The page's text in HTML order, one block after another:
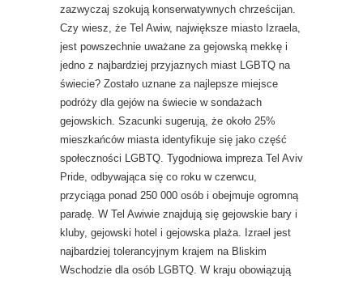
zazwyczaj szokują konserwatywnych chrześcijan.
Czy wiesz, że Tel Awiw, największe miasto Izraela,
jest powszechnie uważane za gejowską mekkę i
jedno z najbardziej przyjaznych miast LGBTQ na
świecie? Zostało uznane za najlepsze miejsce
podróży dla gejów na świecie w sondażach
gejowskich. Szacunki sugerują, że około 25%
mieszkańców miasta identyfikuje się jako część
społeczności LGBTQ. Tygodniowa impreza Tel Aviv
Pride, odbywająca się co roku w czerwcu,
przyciąga ponad 250 000 osób i obejmuje ogromną
paradę. W Tel Awiwie znajdują się gejowskie bary i
kluby, gejowski hotel i gejowska plaża. Izrael jest
najbardziej tolerancyjnym krajem na Bliskim
Wschodzie dla osób LGBTQ. W kraju obowiązują